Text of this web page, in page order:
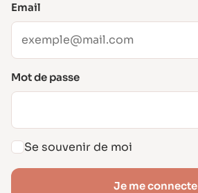
Email
Mot de passe
Se souvenir de moi
Je me connecte